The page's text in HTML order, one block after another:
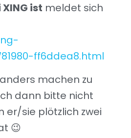
ist meldet sich
ff6ddea8.html
machen zu
dann bitte nicht
er/sie plötzlich zwei
😉